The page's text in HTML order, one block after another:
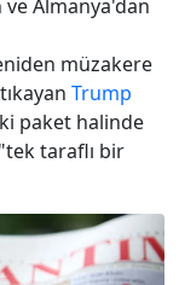
ve Almanya'dan
müzakere
Trump
paket halinde
taraflı bir